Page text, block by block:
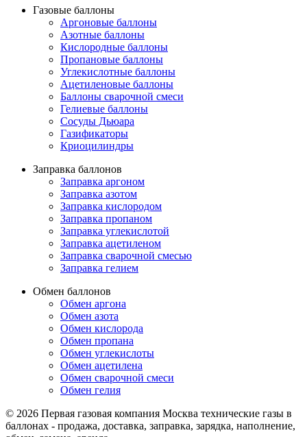
Газовые баллоны
Аргоновые баллоны
Азотные баллоны
Кислородные баллоны
Пропановые баллоны
Углекислотные баллоны
Ацетиленовые баллоны
Баллоны сварочной смеси
Гелиевые баллоны
Сосуды Дьюара
Газификаторы
Криоцилиндры
Заправка баллонов
Заправка аргоном
Заправка азотом
Заправка кислородом
Заправка пропаном
Заправка углекислотой
Заправка ацетиленом
Заправка сварочной смесью
Заправка гелием
Обмен баллонов
Обмен аргона
Обмен азота
Обмен кислорода
Обмен пропана
Обмен углекислоты
Обмен ацетилена
Обмен сварочной смеси
Обмен гелия
© 2026 Первая газовая компания Москва технические газы в
баллонах - продажа, доставка, заправка, зарядка, наполнение,